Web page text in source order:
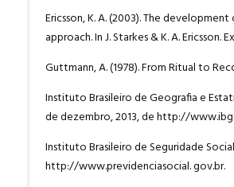
Ericsson, K. A. (2003). The
approach. In J. Starkes & K. A.
Guttmann, A. (1978). From Ritual to
Instituto Brasileiro de Geografia e
de dezembro, 2013, de http://
Instituto Brasileiro de Seguridade
http://www.previdenciasocial. gov.br.